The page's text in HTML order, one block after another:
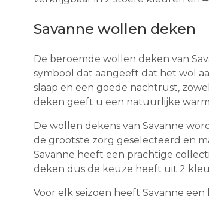
Savanne wollen deken
De beroemde wollen deken van
symbool dat aangeeft dat het wol
slaap en een goede nachtrust,
deken geeft u een natuurlijke
De wollen dekens van Savanne
de grootste zorg geselecteerd en
Savanne heeft een prachtige
deken dus de keuze heeft uit 2
Voor elk seizoen heeft Savanne